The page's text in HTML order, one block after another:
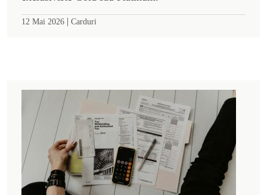
12 Mai 2026 | Carduri